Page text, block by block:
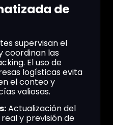
de
supervisan el
coordinan las
El uso de
logísticas evita
el conteo y
valiosas.
Actualización del
y previsión de